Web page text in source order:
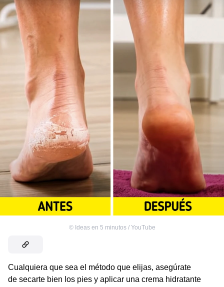
© Ideas en 5 minutos / YouTube
Cualquiera que sea el método que elijas, asegúrate
de secarte bien los pies y aplicar una crema hidratante